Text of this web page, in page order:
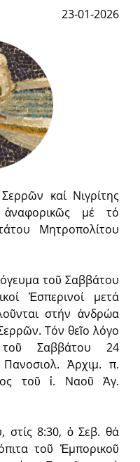
23-01-2026
καί Νιγρίτης
ἀναφορικῶς μέ τό
Μητροπολίτου
τοῦ Σαββάτου
Ἑσπερινοί μετά
στήν ἀνδρώα
Τόν θεῖο λόγο
Σαββάτου 24
Ἀρχιμ. π.
τοῦ ἱ. Ναοῦ Ἁγ.
στίς 8:30, ὁ Σεβ. θά
τοῦ Ἐμ­πο­ρι­κοῦ